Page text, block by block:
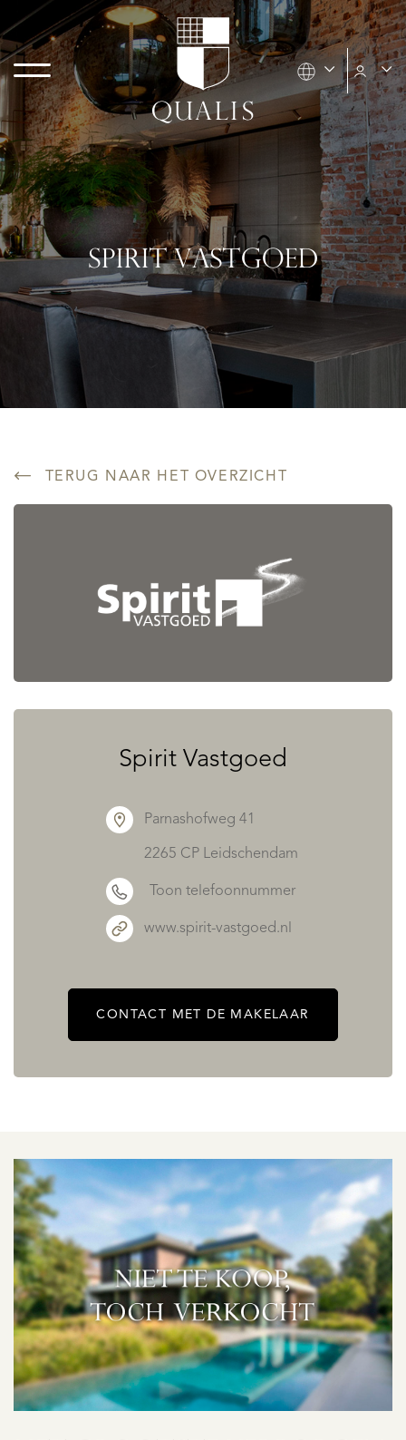
SPIRIT VASTGOED
TERUG NAAR HET OVERZICHT
Spirit Vastgoed
Parnashofweg 41
2265 CP Leidschendam
Toon telefoonnummer
www.spirit-vastgoed.nl
CONTACT MET DE MAKELAAR